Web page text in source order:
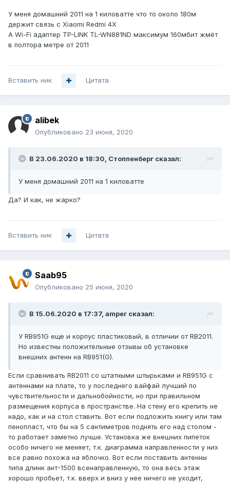
У меня домашний 2011 на 1 киловатте что то около 180м
держит связь с Xiaomi Redmi 4X
А Wi-Fi адаптер TP-LINK TL-WN881ND максимум 160мбит жмёт
в полтора метре от 2011
Вставить ник Цитата
alibek
Опубликовано 23 июня, 2020
В 23.06.2020 в 18:30, Стоппенберг сказал:
У меня домашний 2011 на 1 киловатте
Да? И как, не жарко?
Вставить ник Цитата
Saab95
Опубликовано 25 июня, 2020
В 15.06.2020 в 17:37, amper сказал:
У RB951G еще и корпус пластиковый, в отличии от RB2011.
Но известны положительные отзывы об установке
внешних антенн на RB951(G).
Если сравнивать RB2011 со штатными штырьками и RB951G с
антеннами на плате, то у последнего вайфай лучший по
чувствительности и дальнобойности, но при правильном
размещения корпуса в пространстве. На стену его крепить не
надо, как и на стол ставить. Вот если подложить книгу или там
пенопласт, что бы на 5 сантиметров поднять его над столом -
то работает заметно лучше. Установка же внешних пипеток
особо ничего не меняет, т.к. диаграмма направленности у них
все равно похожа на яблочко. Вот если поставить антенны
типа длинк ант-1500 всенаправленную, то она весь этаж
хорошо пробьет, т.к. вверх и вниз у нее ничего не уходит,